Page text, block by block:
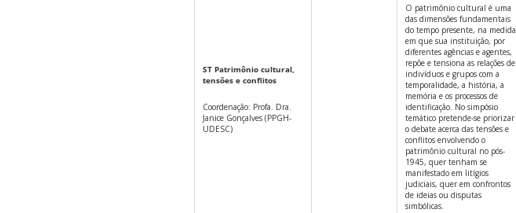
ST Patrimônio cultural,
tensões e conflitos
Coordenação: Profa. Dra.
Janice Gonçalves (PPGH-
UDESC)
O patrimônio cultural é uma
das dimensões fundamentais
do tempo presente, na medida
em que sua instituição, por
diferentes agências e agentes,
repõe e tensiona as relações de
indivíduos e grupos com a
temporalidade, a história, a
memória e os processos de
identificação. No simpósio
temático pretende-se priorizar
o debate acerca das tensões e
conflitos envolvendo o
patrimônio cultural no pós-
1945, quer tenham se
manifestado em litígios
judiciais, quer em confrontos
de ideias ou disputas
simbólicas.